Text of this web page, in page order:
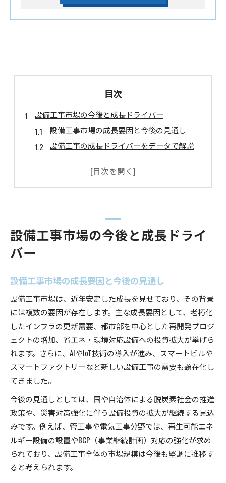
目次
設備工事市場の今後と成長ドライバー
設備工事市場の成長要因と今後の見通し
設備工事の成長ドライバーをデータで解説
設備工事市場の将来性と注目ポイント
設備工事の市場動向を多角的に読み解く
設備工事業界の現状と今後の注目要素
設備工事市場で注目される分野と動向
設備工事市場の規模変化を最新データで分析
最新データで見る設備工事市場の規模推移
設備工事市場の規模変化と成長のポイント
設備工事分野で拡大する市場規模の背景
設備工事市場の規模分析と今後の見通し
設備工事市場の推移と注目データ解説
業界を支える設備工事の歴史と未来展望
設備工事の歴史と業界変革の歩みを振り返る
設備工事業界の発展と未来への展望を探る
設備工事の歴史から読み解く業界の強み
設備工事業界の変遷と成長要因を解説
設備工事の未来を見据えた業界の動向分析
設備工事市場の今後と成長ドライ
バー
設備工事市場の成長要因と今後の見通し
設備工事市場は、近年安定した成長を見せており、その背景
には複数の要因が存在します。主な成長要因として、老朽化
したインフラの更新需要、都市部を中心とした再開発プロジ
ェクトの増加、省エネ・環境対応設備への投資拡大が挙げら
れます。さらに、AIやIoT技術の導入が進み、スマートビルや
スマートファクトリーなど新しい設備工事の需要も顕在化し
てきました。
今後の見通しとしては、国や自治体による脱炭素社会の推進
政策や、災害対策強化に伴う設備投資の拡大が継続する見込
みです。例えば、管工事や電気工事分野では、再生可能エネ
ルギー設備の設置やBCP（事業継続計画）対応の強化が求め
られており、設備工事全体の市場規模は今後も堅調に推移す
ると考えられます。